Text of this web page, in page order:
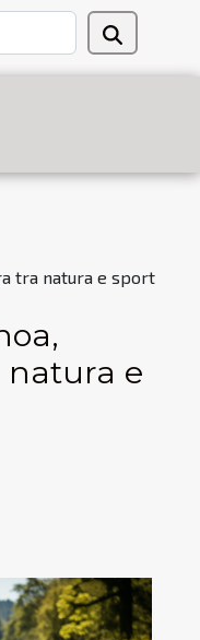
tra natura e sport
e